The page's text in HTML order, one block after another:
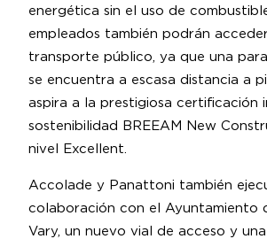
energética sin el uso de
empleados también podrán
transporte público, ya que una
se encuentra a escasa distancia a
aspira a la prestigiosa certificación
sostenibilidad BREEAM New
nivel Excellent.
Accolade y Panattoni también
colaboración con el Ayuntamiento
Vary, un nuevo vial de acceso y